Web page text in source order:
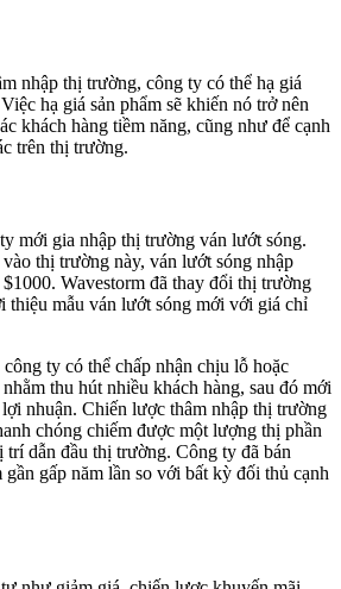
nhập thị trường, công ty có thể hạ giá
hạ giá sản phẩm sẽ khiến nó trở nên
khách hàng tiềm năng, cũng như để cạnh
trên thị trường.
mới gia nhập thị trường ván lướt sóng.
thị trường này, ván lướt sóng nhập
Wavestorm đã thay đổi thị trường
thiệu mẫu ván lướt sóng mới với giá chỉ
ty có thể chấp nhận chịu lỗ hoặc
thu hút nhiều khách hàng, sau đó mới
nhuận. Chiến lược thâm nhập thị trường
chóng chiếm được một lượng thị phần
trí dẫn đầu thị trường. Công ty đã bán
gấp năm lần so với bất kỳ đối thủ cạnh